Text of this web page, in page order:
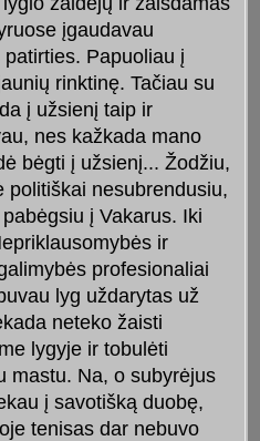
įgaudavau
patirties. Papuoliau į
rinktinę. Tačiau su
į užsienį taip ir
nes kažkada mano
bėgti į užsienį... Žodžiu,
politiškai nesubrendusiu,
į Vakarus. Iki
ir
profesionaliai
lyg uždarytas už
neteko žaisti
lygyje ir tobulėti
mastu. Na, o subyrėjus
į savotišką duobę,
tenisas dar nebuvo